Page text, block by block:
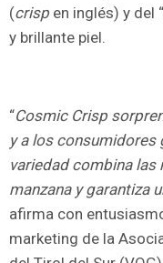
(crisp en inglés) y del
y brillante piel.
“Cosmic Crisp
y a los consumidores
variedad combina las
manzana y garantiza
afirma con
marketing de la